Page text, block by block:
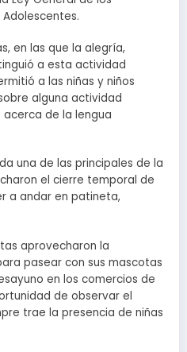
Adolescentes.
en las que la alegría,
a esta actividad
a las niñas y niños
alguna actividad
de la lengua
una de las principales de la
el cierre temporal de
a andar en patineta,
aprovecharon la
pasear con sus mascotas
en los comercios de
de observar el
trae la presencia de niñas